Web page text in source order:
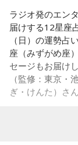
古谷「でも、な
着なかったら。
ですか」
鎌田 「（笑） ま
ち続けるってい
江里子「本当よ
いんじゃないか
古谷「むちゃく
江里子「古谷さ
「一人が不
ラジオ発のエン
届けする12星座
（日）の運勢占
座（みずがめ座
セージもお届けし
（監修：東京・
ぎ・けんた）さん